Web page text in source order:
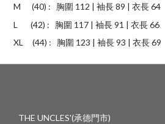
M (40) : 胸圍 112 | 袖長 89 | 衣長 64
L (42) : 胸圍 117 | 袖長 91 | 衣長 66
XL (44) : 胸圍 123 | 袖長 93 | 衣長 69
THE UNCLES'(承德門市)